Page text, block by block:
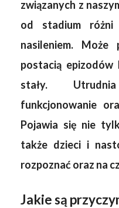
związanych z
od stadium
nasileniem.
postacią epizodów
stały.
funkcjonowanie
Pojawia się nie
także dzieci i
rozpoznać oraz na
Jakie są